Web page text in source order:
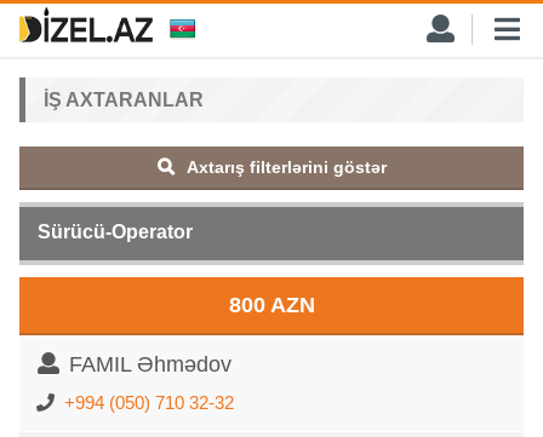
İŞ AXTARANLAR
Axtarış filterlərini göstər
Sürücü-Operator
800 AZN
FAMIL Əhmədov
+994 (050) 710 32-32